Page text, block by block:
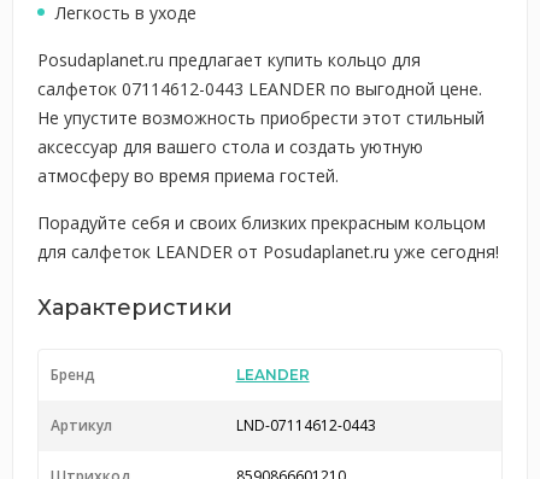
Легкость в уходе
Posudaplanet.ru предлагает купить кольцо для
салфеток 07114612-0443 LEANDER по выгодной цене.
Не упустите возможность приобрести этот стильный
аксессуар для вашего стола и создать уютную
атмосферу во время приема гостей.
Порадуйте себя и своих близких прекрасным кольцом
для салфеток LEANDER от Posudaplanet.ru уже сегодня!
Характеристики
Бренд LEANDER
Артикул LND-07114612-0443